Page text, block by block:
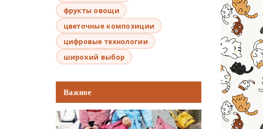
фрукты овощи
цветочные композиции
цифровые технологии
широкий выбор
Важное